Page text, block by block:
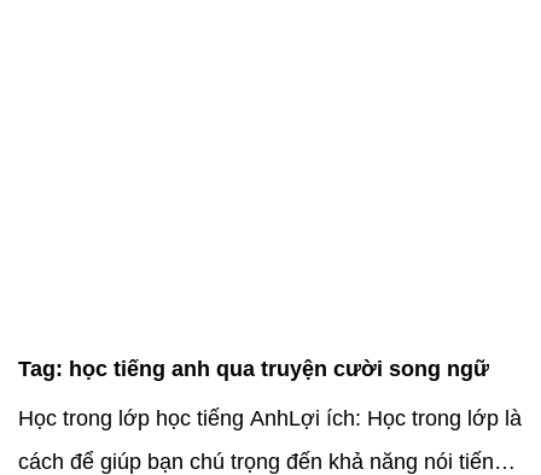
Tag: học tiếng anh qua truyện cười song ngữ
Học trong lớp học tiếng AnhLợi ích: Học trong lớp là
cách để giúp bạn chú trọng đến khả năng nói tiếng